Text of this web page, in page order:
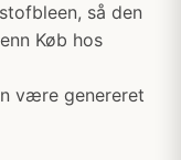
så den
Køb hos
være genereret